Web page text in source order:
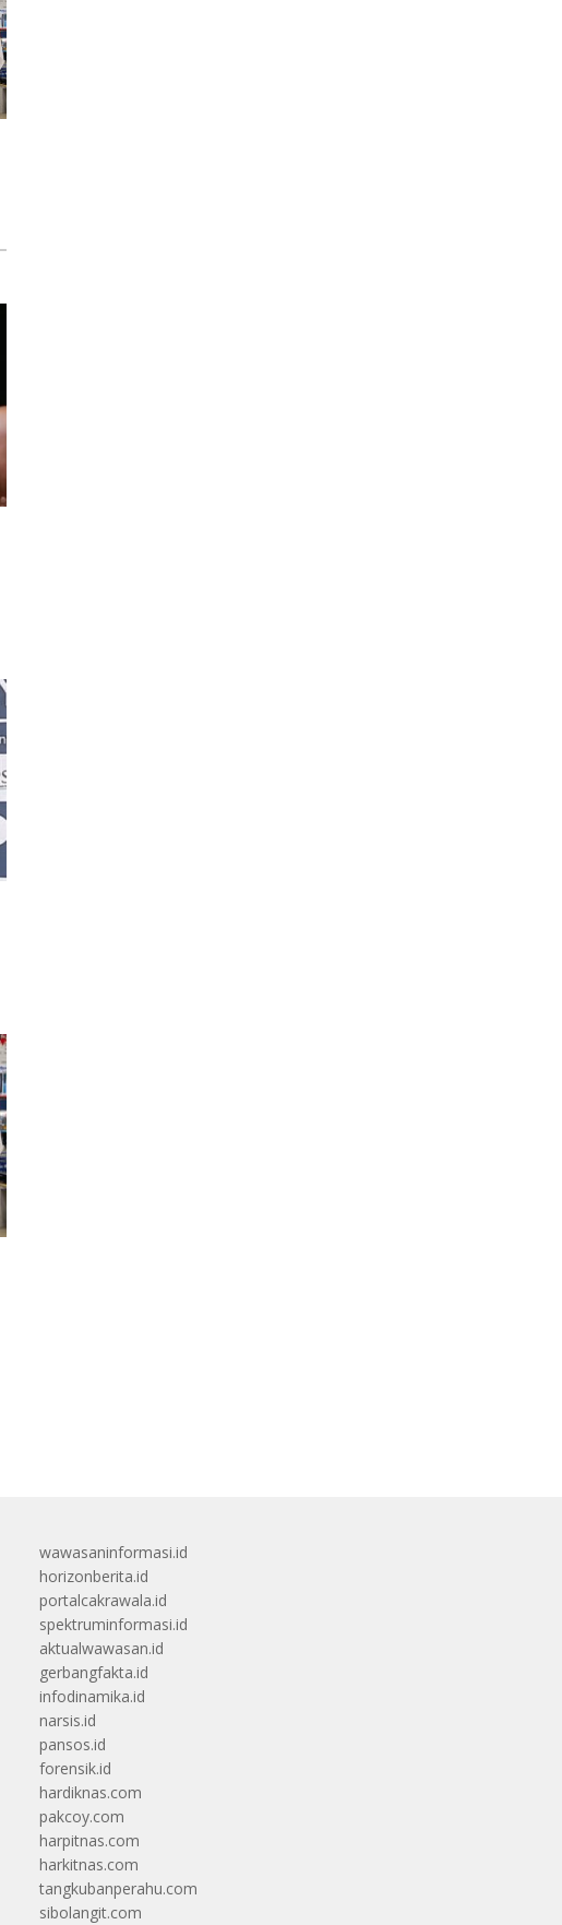
wawasaninformasi.id
horizonberita.id
portalcakrawala.id
spektruminformasi.id
aktualwawasan.id
gerbangfakta.id
infodinamika.id
narsis.id
pansos.id
forensik.id
hardiknas.com
pakcoy.com
harpitnas.com
harkitnas.com
tangkubanperahu.com
sibolangit.com